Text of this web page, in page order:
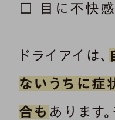
□ 目に不快感
ドライアイは、
ないうちに症
合も あります